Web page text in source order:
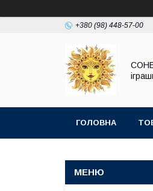
+380 (98) 448-57-00
ГОЛОВНА